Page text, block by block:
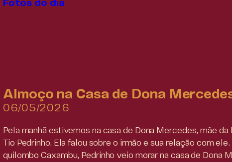
Fotos do dia
Almoço na Casa de Dona
06/05/2026
Pela manhã estivemos na casa de Dona Mercedes, mãe da
Tio Pedrinho. Ela falou sobre o irmão e sua relação com ele.
quilombo Caxambu, Pedrinho veio morar na casa de Dona